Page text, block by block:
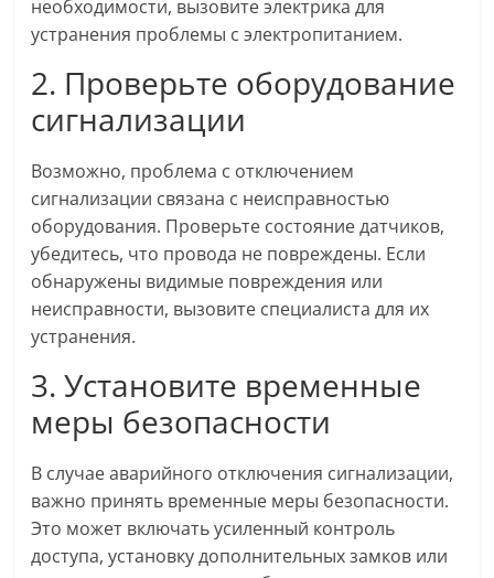
необходимости, вызовите электрика для
устранения проблемы с электропитанием.
2. Проверьте оборудование
сигнализации
Возможно, проблема с отключением
сигнализации связана с неисправностью
оборудования. Проверьте состояние датчиков,
убедитесь, что провода не повреждены. Если
обнаружены видимые повреждения или
неисправности, вызовите специалиста для их
устранения.
3. Установите временные
меры безопасности
В случае аварийного отключения сигнализации,
важно принять временные меры безопасности.
Это может включать усиленный контроль
доступа, установку дополнительных замков или